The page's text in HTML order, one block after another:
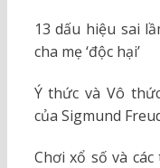
13 dấu hiệu sai
cha mẹ ‘độc hại’
Ý thức và Vô
của Sigmund
Chơi xổ số và